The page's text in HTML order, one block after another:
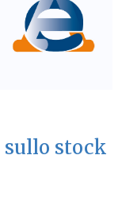
sullo stock